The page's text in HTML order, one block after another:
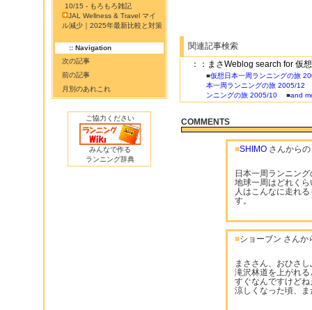
10/15 - もろもろ雑記
JAL Wellness & Travel マイ
ル減少｜2025年最新比較と対策
:: Navigation
次の記事
前の記事
月別のあれこれ
ご協力ください
みんなで作る
ランニング辞典
関連記事検索
：：まさWeblog search for 仮
■仮想日本一周ランニングの旅
本一周ランニングの旅 2005/12
ンニングの旅 2005/10 ■and
COMMENTS
■SHIMO さんから
日本一周ランニン
地球一周はどれく
人はこんなに走れ
す。
■ショーブン さんか
まささん、おひさ
滝沢林道を上がれ
すぐなんですけど
涼しくなった頃、